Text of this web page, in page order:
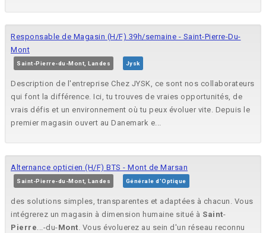
Responsable de Magasin (H/F) 39h/semaine - Saint-Pierre-Du-
Mont
Saint-Pierre-du-Mont, Landes Jysk
Description de l'entreprise Chez JYSK, ce sont nos collaborateurs
qui font la différence. Ici, tu trouves de vraies opportunités, de
vrais défis et un environnement où tu peux évoluer vite. Depuis le
premier magasin ouvert au Danemark e...
Alternance opticien (H/F) BTS - Mont de Marsan
Saint-Pierre-du-Mont, Landes Générale d'Optique
des solutions simples, transparentes et adaptées à chacun. Vous
intégrerez un magasin à dimension humaine situé à Saint-
Pierre...-du-Mont. Vous évoluerez au sein d'un réseau reconnu